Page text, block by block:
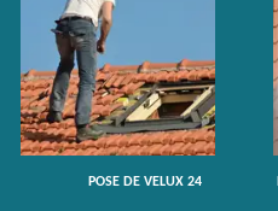
POSE DE VELUX 24